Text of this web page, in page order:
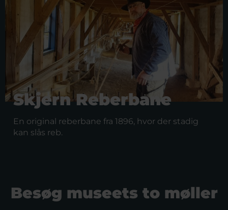
Skjern Reberbane
En original reberbane fra 1896, hvor der stadig
kan slås reb.
Besøg museets to møller